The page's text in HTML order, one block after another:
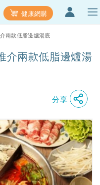
健康網購
兩款低脂邊爐湯底
介兩款低脂邊爐湯
分享